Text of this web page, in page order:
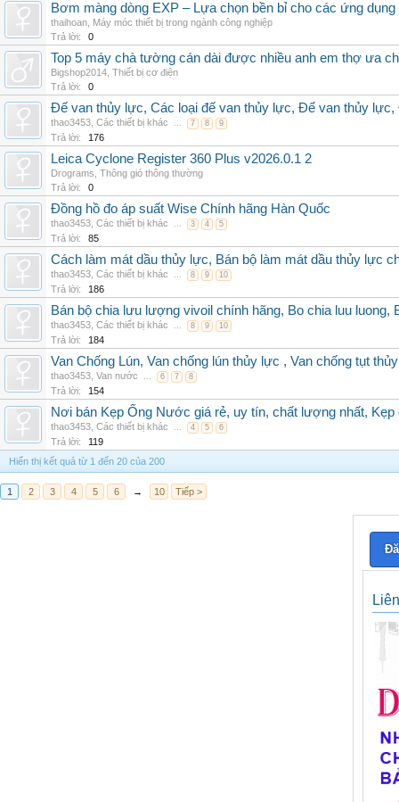
Bơm màng dòng EXP – Lựa chọn bền bỉ cho các ứng
thaihoan Máy móc thiết bị trong ngành công nghiệp
Trả lời:
0
Top 5 máy chà tường cán dài được nhiều anh em thợ ưa
Bigshop2014 Thiết bị cơ điện
Trả lời:
0
Đế van thủy lực, Các loại đế van thủy lực, Đế van thủy
thao3453 Các thiết bị khác ... 7 8 9
Trả lời: 176
Leica Cyclone Register 360 Plus v2026.0.1 2
Drograms Thông gió thông thường
Trả lời:
0
Đồng hồ đo áp suất Wise Chính hãng Hàn Quốc
thao3453 Các thiết bị khác ... 3 4 5
Trả lời: 85
Cách làm mát dầu thủy lực, Bán bộ làm mát dầu thủy lực
thao3453 Các thiết bị khác ... 8 9 10
Trả lời: 186
Bán bộ chia lưu lượng vivoil chính hãng, Bo chia luu
thao3453 Các thiết bị khác ... 8 9 10
Trả lời: 184
Van Chống Lún, Van chống lún thủy lực , Van chống tụt
thao3453 Van nước ... 6 7 8
Trả lời: 154
Nơi bán Kẹp Ống Nước giá rẻ, uy tín, chất lượng nhất, Kẹp
thao3453 Các thiết bị khác ... 4 5 6
Trả lời:
119
Hiển thị kết quả từ 1 đến 20 của 200
1 2 3 4 5 6 → 10 Tiếp >